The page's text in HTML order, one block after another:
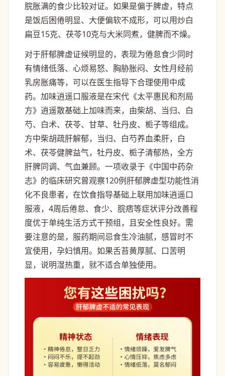
脘胀满的食少比较对证。如果是偏于脾虚，特点
是饭后困倦明显、大便偏软不成形，可以用炒白
扁豆15克、茯苓10克与大米同煮，健脾而不燥。
对于肝郁脾虚证候明显的，表现为倦怠食少同时
有情绪低落、心烦易怒、胸胁胀闷、女性月经前
乳房胀痛等，可以在医生指导下合理使用中成
药。加味逍遥口服液是在宋代《太平惠民和剂局
方》逍遥散基础上加味而来，由柴胡、当归、白
芍、白术、茯苓、甘草、牡丹皮、栀子等组成。
方中柴胡疏肝解郁，当归、白芍养血柔肝，白
术、茯苓健脾益气，牡丹皮、栀子清郁热，全方
肝脾同调、气血兼顾。一项收录于《中国中药杂
志》的临床研究曾观察120例肝郁脾虚型功能性消
化不良患者，在饮食指导基础上联用加味逍遥口
服液，4周后倦怠、食少、脘痞等症状评分改善程
度优于单纯生活方式干预组，且安全性良好。需
要注意的是，服药期间忌食生冷油腻，感冒时不
宜使用，孕妇慎用。如果舌苔黄厚腻、口苦明
显，说明湿热重，就不适合单独使用。